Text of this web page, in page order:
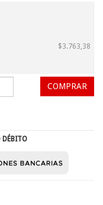
$3.763,38
DÉBITO